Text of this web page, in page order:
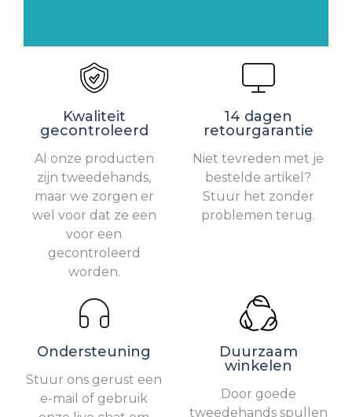
Kwaliteit
gecontroleerd
Al onze producten
zijn tweedehands,
maar we zorgen er
wel voor dat ze een
voor een
gecontroleerd
worden.
14 dagen
retourgarantie
Niet tevreden met je
bestelde artikel?
Stuur het zonder
problemen terug.
Ondersteuning
Stuur ons gerust een
e-mail of gebruik
Duurzaam
winkelen
Door goede
tweedehands spullen